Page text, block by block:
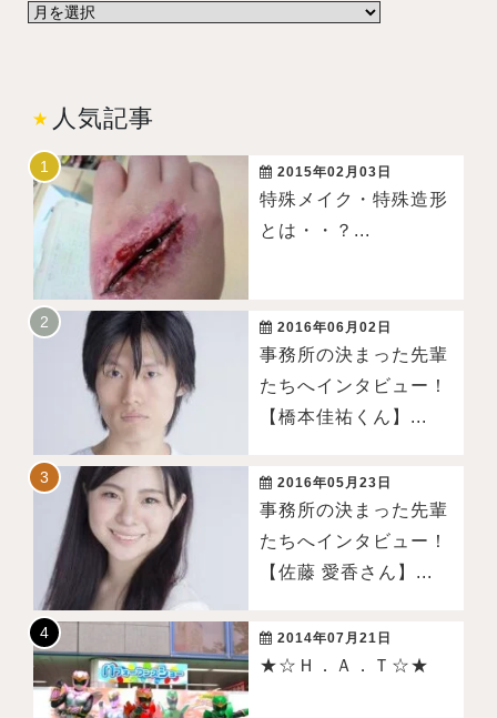
人気記事
2015年02月03日
特殊メイク・特殊造形
とは・・？...
2016年06月02日
事務所の決まった先輩
たちへインタビュー！
【橋本佳祐くん】...
2016年05月23日
事務所の決まった先輩
たちへインタビュー！
【佐藤 愛香さん】...
2014年07月21日
★☆Ｈ．Ａ．Ｔ☆★